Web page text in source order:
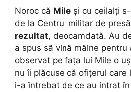
Noroc că Mile și cu ceilalți
de la Centrul militar de
rezultat, deocamdată. Au
a spus să vină mâine pentru
observat pe fața lui Mile o
nu îi plăcuse că ofițerul care
i-a întrebat de ce au intrat